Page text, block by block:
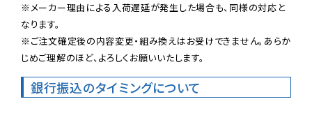
※メーカー理由による入荷遅延が発生した場合も、同様の対応と
なります。
※ご注文確定後の内容変更・組み換えはお受けできません。あらか
じめご理解のほど、よろしくお願いいたします。
銀行振込のタイミングについて